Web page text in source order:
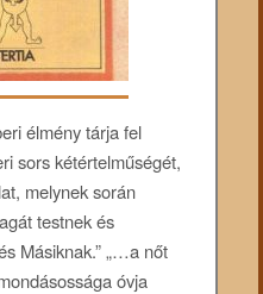
élmény tárja fel
sors kétértelműségét,
melynek során
testnek és
Másiknak.” „…a nőt
óvja